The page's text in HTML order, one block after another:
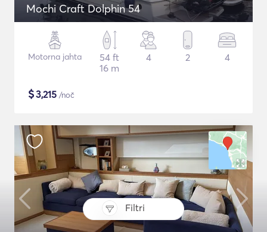
Filtri
Mochi Craft Dolphin 54
Motorna jahta
54 ft
16 m
4 2 4
$3,215 /noč